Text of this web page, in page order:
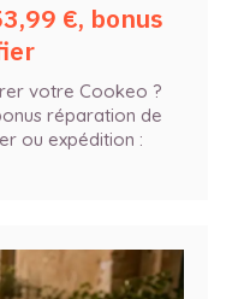
€, bonus
votre Cookeo ?
réparation de
ou expédition :